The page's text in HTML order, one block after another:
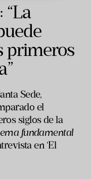
primeros
Sede,
el
siglos de la
fundamental
en ‘El